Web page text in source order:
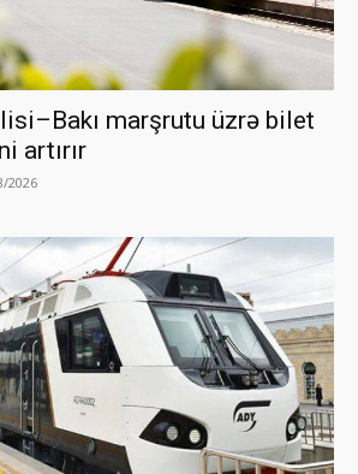
marşrutu üzrə bilet
artırır
2026